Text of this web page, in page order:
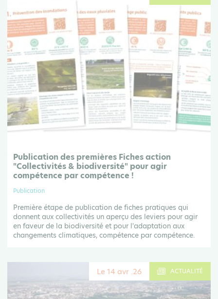
Publication des premières Fiches action
"Collectivités & biodiversité" pour agir
compétence par compétence !
Publication
Première étape de publication de fiches pratiques qui
donnent aux collectivités un aperçu des leviers pour agir
en faveur de la biodiversité et pour l'adaptation aux
changements climatiques, compétence par compétence.
Le 14 avr .26 ACTUALITÉ